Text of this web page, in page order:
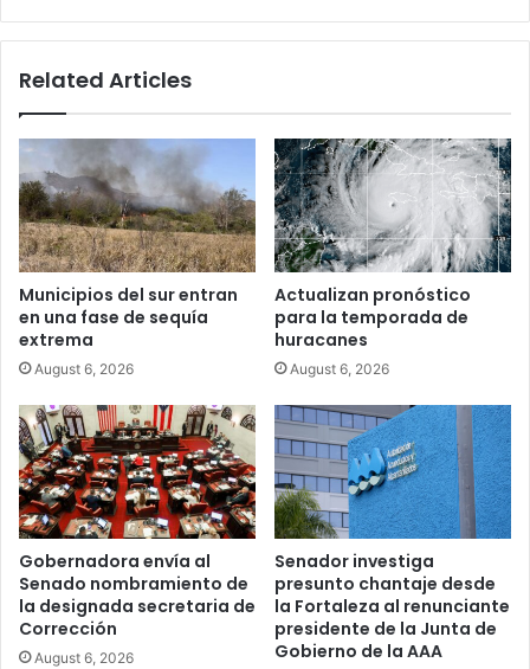
hasta
111
Related Articles
Municipios del sur entran
en una fase de sequía
extrema
August 6, 2026
Actualizan pronóstico
para la temporada de
huracanes
August 6, 2026
Gobernadora envía al
Senado nombramiento de
la designada secretaria de
Corrección
August 6, 2026
Senador investiga
presunto chantaje desde
la Fortaleza al renunciante
presidente de la Junta de
Gobierno de la AAA